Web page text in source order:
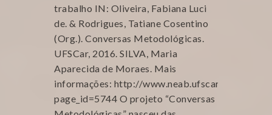
trabalho IN: Oliveira, Fabiana Luci
de. & Rodrigues, Tatiane Cosentino
(Org.). Conversas Metodológicas.
UFSCar, 2016. SILVA, Maria
Aparecida de Moraes. Mais
informações: http://www.neab.ufscar.br/?
page_id=5744 O projeto “Conversas